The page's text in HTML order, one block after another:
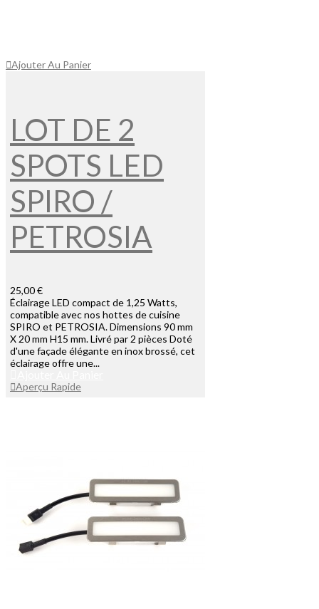
Ajouter Au Panier
LOT DE 2
SPOTS LED
SPIRO /
PETROSIA
25,00 €
Éclairage LED compact de 1,25 Watts,
compatible avec nos hottes de cuisine
SPIRO et PETROSIA. Dimensions 90 mm
X 20 mm H15 mm. Livré par 2 pièces Doté
d'une façade élégante en inox brossé, cet
éclairage offre une...
Aperçu Rapide